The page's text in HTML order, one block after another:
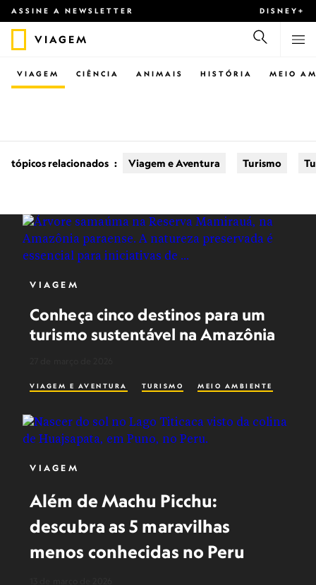
ASSINE A NEWSLETTER DISNEY+
VIAGEM
CIÊNCIA
VIAGEM ANIMAIS HISTÓRIA MEIO
tópicos relacionados : Viagem e Aventura Turismo
VIAGEM
Conheça cinco destinos para um
turismo sustentável na Amazônia
VIAGEM E AVENTURA TURISMO MEIO AMBIENTE
VIAGEM
Além de Machu Picchu:
descubra as 5 maravilhas
menos conhecidas no Peru